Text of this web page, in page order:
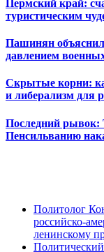
Пермский край:
туристическим
Пашинян объяснил
давлением
Скрытые корни:
и либерализм для
Последний
Пенсильванию
Политолог
российско-
ленинскому